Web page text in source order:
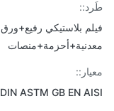
بلاستيكي رفيع+ورق
JIS DIN ASTM GB EN